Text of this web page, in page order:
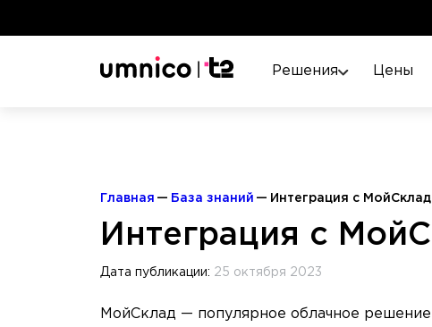
Решения Цены
Главная База знаний Интеграция с МойСклад
Интеграция с
Дата публикации: 25 октября 2023
МойСклад — популярное облачное решение